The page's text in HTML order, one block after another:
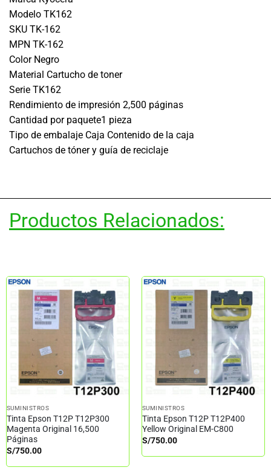
Modelo TK162
SKU TK-162
MPN TK-162
Color Negro
Material Cartucho de toner
Serie TK162
Rendimiento de impresión 2,500 páginas
Cantidad por paquete1 pieza
Tipo de embalaje Caja Contenido de la caja
Cartuchos de tóner y guía de reciclaje
Productos Relacionados:
SUMINISTROS
Tinta Epson T12P T12P300
Magenta Original 16,500
Páginas
S/750.00
SUMINISTROS
Tinta Epson T12P T12P400
Yellow Original EM-C800
S/750.00